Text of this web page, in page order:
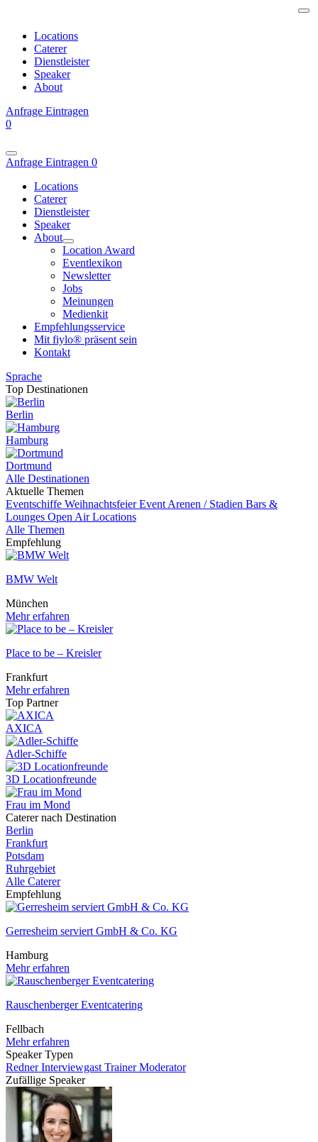
Locations
Caterer
Dienstleister
Speaker
About
Anfrage Eintragen
0
Anfrage Eintragen 0
Locations
Caterer
Dienstleister
Speaker
About
Location Award
Eventlexikon
Newsletter
Jobs
Meinungen
Medienkit
Empfehlungsservice
Mit fiylo® präsent sein
Kontakt
Sprache
Top Destinationen
Berlin
Hamburg
Dortmund
Alle Destinationen
Aktuelle Themen
Eventschiffe WeihnachtsfeierEvent Arenen / Stadien Bars &
Lounges Open Air Locations
Alle Themen
Empfehlung
BMW Welt
München
Mehr erfahren
Place to be – Kreisler
Frankfurt
Mehr erfahren
Top Partner
AXICA
Adler-Schiffe
3D Locationfreunde
Frau im Mond
Caterer nach Destination
Berlin
Frankfurt
Potsdam
Ruhrgebiet
Alle Caterer
Empfehlung
Gerresheim serviert GmbH & Co. KG
Hamburg
Mehr erfahren
Rauschenberger Eventcatering
Fellbach
Mehr erfahren
Speaker Typen
RednerInterviewgast TrainerModerator
Zufällige Speaker